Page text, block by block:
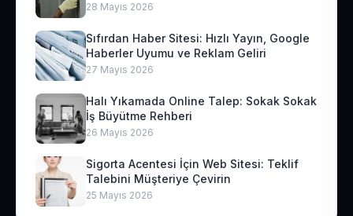
28 Mayıs 2026
Sıfırdan Haber Sitesi: Hızlı Yayın, Google
Haberler Uyumu ve Reklam Geliri
27 Mayıs 2026
Halı Yıkamada Online Talep: Sokak Sokak
İş Büyütme Rehberi
26 Mayıs 2026
Sigorta Acentesi İçin Web Sitesi: Teklif
Talebini Müşteriye Çevirin
25 Mayıs 2026